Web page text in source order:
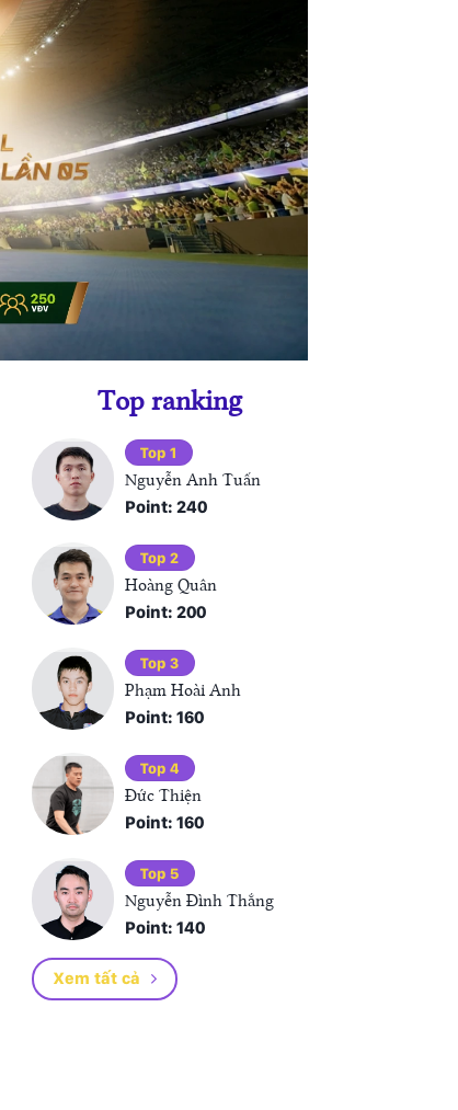
Top ranking
Top 1
Nguyễn Anh Tuấn
Point: 240
Top 2
Hoàng Quân
Point: 200
Top 3
Phạm Hoài Anh
Point: 160
Top 4
Đức Thiện
Point: 160
Top 5
Nguyễn Đình Thắng
Point: 140
Xem tất cả